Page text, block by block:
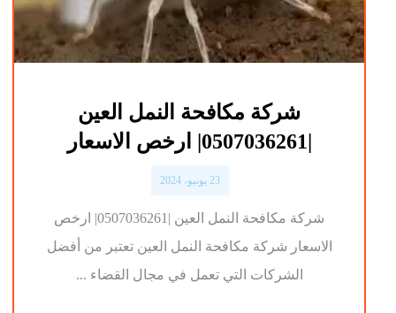
شركة مكافحة النمل العين
|0507036261| ارخص الاسعار
23 يونيو، 2024
شركة مكافحة النمل العين |0507036261| ارخص
الاسعار شركة مكافحة النمل العين تعتبر من أفضل
الشركات التي تعمل في مجال القضاء ...